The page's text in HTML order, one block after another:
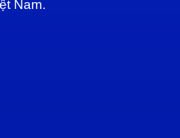
Nam.